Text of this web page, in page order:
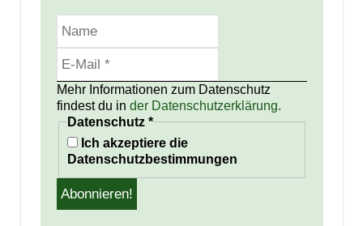
Mehr Informationen zum Datenschutz
findest du in der Datenschutzerklärung.
Datenschutz *
Ich akzeptiere die
Datenschutzbestimmungen